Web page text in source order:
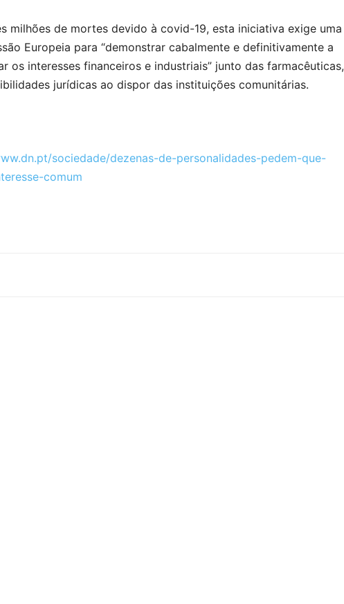
milhões de mortes devido à covid-19, esta iniciativa exige uma
Europeia para “demonstrar cabalmente e definitivamente a
os interesses financeiros e industriais” junto das farmacêuticas,
jurídicas ao dispor das instituições comunitárias.
sociedade/dezenas-de-personalidades-pedem-que-
comum